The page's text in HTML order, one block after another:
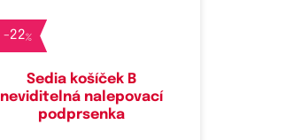
-22%
Sedia košíček B
neviditelná nalepovací
podprsenka